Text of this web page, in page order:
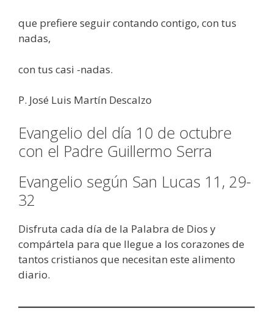
que prefiere seguir contando contigo, con tus
nadas,
con tus casi -nadas.
P. José Luis Martín Descalzo
Evangelio del día 10 de octubre
con el Padre Guillermo Serra
Evangelio según San Lucas 11, 29-
32
Disfruta cada día de la Palabra de Dios y
compártela para que llegue a los corazones de
tantos cristianos que necesitan este alimento
diario.